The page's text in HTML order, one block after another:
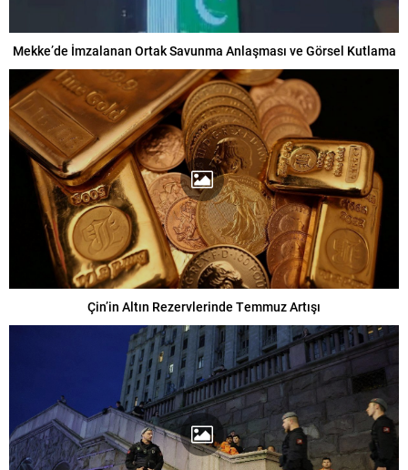
Mekke’de İmzalanan Ortak Savunma Anlaşması ve Görsel Kutlama
Çin’in Altın Rezervlerinde Temmuz Artışı